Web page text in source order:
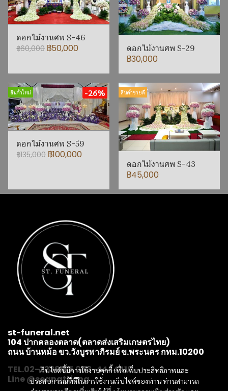
ดอกไม้งานศพ S-46
฿60,000 ฿50,000 ดอกไม้งานศพ S-29
฿30,000
สินค้าใหม่ -26%
ดอกไม้งานศพ S-59
฿135,000 ฿100,000
สินค้าขายดี
ดอกไม้งานศพ S-43
฿45,000
เว็บไซต์นี้มีการใช้งานคุกกี้ เพื่อเพิ่มประสิทธิภาพและ
ประสบการณ์ที่ดีในการใช้งานเว็บไซต์ของท่าน ท่านสามารถ
st-funeral.net
104 ปากคลองตลาด(ตลาดส่งเสริมเกษตรไทย)
ถนน บ้านหม้อ ขว.วังบูรพาภิรมย์ ข.พระนคร กทม.10200
TEL.02-2239815 083-4444416
Line @seangthong